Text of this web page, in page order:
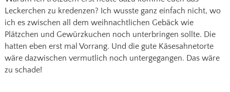
Leckerchen zu kredenzen? Ich wusste ganz einfach nicht, wo
ich es zwischen all dem weihnachtlichen Gebäck wie
Plätzchen und Gewürzkuchen noch unterbringen sollte. Die
hatten eben erst mal Vorrang. Und die gute Käsesahnetorte
wäre dazwischen vermutlich noch untergegangen. Das wäre
zu schade!